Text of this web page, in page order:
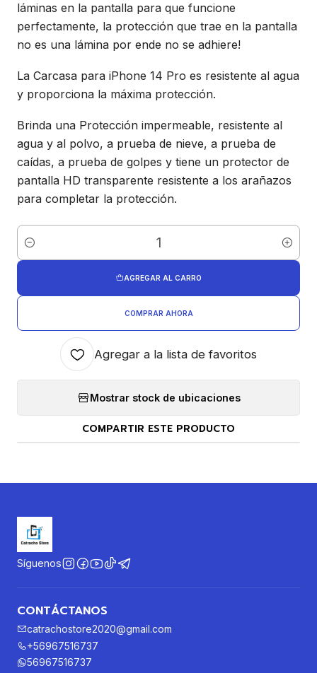
láminas en la pantalla para que funcione
perfectamente, la protección que trae en la pantalla
no es una lámina por ende no se adhiere!
La Carcasa para iPhone 14 Pro es resistente al agua
y proporciona la máxima protección.
Brinda una Protección impermeable, resistente al
agua y al polvo, a prueba de nieve, a prueba de
caídas, a prueba de golpes y tiene un protector de
pantalla HD transparente resistente a los arañazos
para completar la protección.
Cantidad
AGREGAR AL CARRO
COMPRAR AHORA
Agregar a la lista de favoritos
Mostrar stock de ubicaciones
COMPARTIR ESTE PRODUCTO
Síguenos
CONTÁCTANOS
catrachostore2020@gmail.com
+56967516737
56967516737